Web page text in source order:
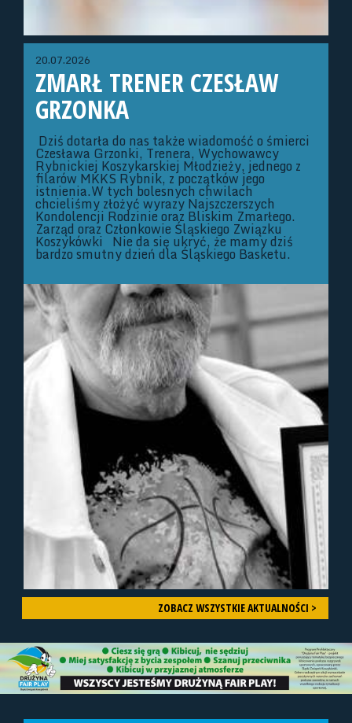
20.07.2026
ZMARŁ TRENER CZESŁAW
GRZONKA
Dziś dotarła do nas także wiadomość o śmierci
Czesława Grzonki, Trenera, Wychowawcy
Rybnickiej Koszykarskiej Młodzieży, jednego z
filarów MKKS Rybnik, z początków jego
istnienia.W tych bolesnych chwilach
chcieliśmy złożyć wyrazy Najszczerszych
Kondolencji Rodzinie oraz Bliskim Zmarłego.
Zarząd oraz Członkowie Śląskiego Związku
Koszykówki Nie da się ukryć, że mamy dziś
bardzo smutny dzień dla Śląskiego Basketu.
ZOBACZ WSZYSTKIE AKTUALNOŚCI >